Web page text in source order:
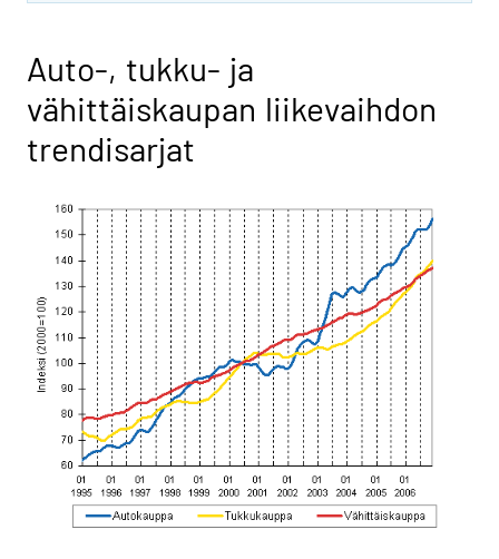
Auto-, tukku- ja
vähittäiskaupan liikevaihdon
trendisarjat